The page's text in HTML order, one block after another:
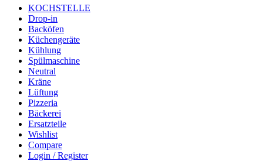
KOCHSTELLE
Drop-in
Backöfen
Küchengeräte
Kühlung
Spülmaschine
Neutral
Kräne
Lüftung
Pizzeria
Bäckerei
Ersatzteile
Wishlist
Compare
Login / Register